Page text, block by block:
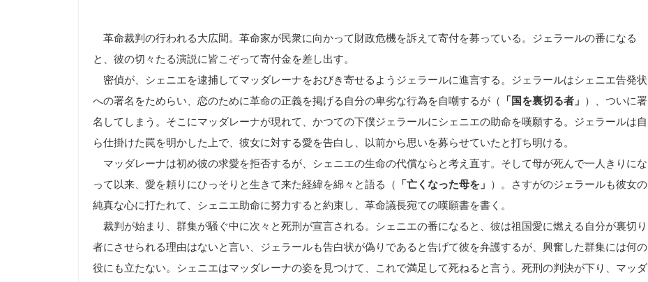
革命裁判の行われる大広間。革命家が民衆に向かって財政危機を訴えて寄付を募っている。ジェラールの番になる
と、彼の切々たる演説に皆こぞって寄付金を差し出す。
密偵が、シェニエを逮捕してマッダレーナをおびき寄せるようジェラールに進言する。ジェラールはシェニエ告発状
への署名をためらい、恋のために革命の正義を掲げる自分の卑劣な行為を自嘲するが（
「国を裏切る者」 ）、ついに署
名してしまう。そこにマッダレーナが現れて、かつての下僕ジェラールにシェニエの助命を嘆願する。ジェラールは自
ら仕掛けた罠を明かした上で、彼女に対する愛を告白し、以前から思いを募らせていたと打ち明ける。
マッダレーナは初め彼の求愛を拒否するが、シェニエの生命の代償ならと考え直す。そして母が死んで一人きりにな
って以来、愛を頼りにひっそりと生きて来た経緯を綿々と語る（
「亡くなった母を」 ）。さすがのジェラールも彼女の
純真な心に打たれて、シェニエ助命に努力すると約束し、革命議長宛ての嘆願書を書く。
裁判が始まり、群集が騒ぐ中に次々と死刑が宣言される。シェニエの番になると、彼は祖国愛に燃える自分が裏切り
者にさせられる理由はないと言い、ジェラールも告白状が偽りであると告げて彼を弁護するが、興奮した群集には何の
役にも立たない。シェニエはマッダレーナの姿を見つけて、これで満足して死ねると言う。死刑の判決が下り、マッダ